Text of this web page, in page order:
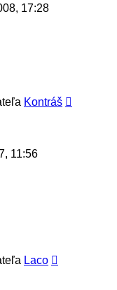
17:28
Kontráš
11:56
Laco